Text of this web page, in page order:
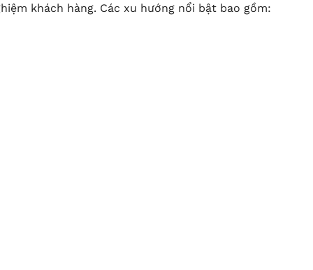
khách hàng. Các xu hướng nổi bật bao gồm: